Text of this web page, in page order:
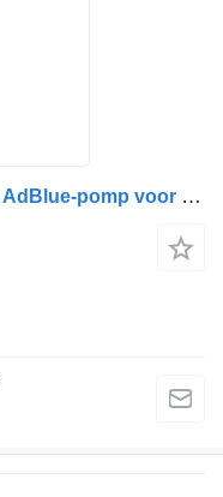
DAF 2290991 EAS-Pompmodule AdBlue-pomp voor vrachtwagen